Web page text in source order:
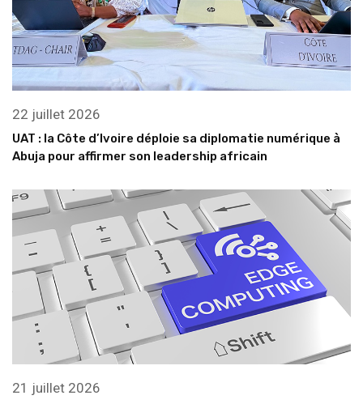
22 juillet 2026
UAT : la Côte d’Ivoire déploie sa diplomatie numérique à
Abuja pour affirmer son leadership africain
21 juillet 2026